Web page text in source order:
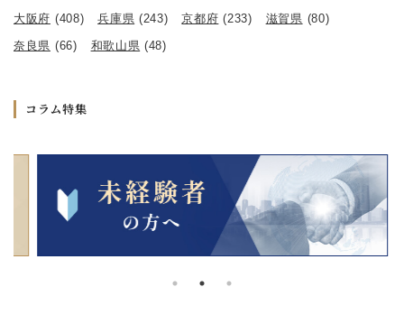
大阪府 (408) 兵庫県 (243) 京都府 (233) 滋賀県 (80)
奈良県 (66) 和歌山県 (48)
コラム特集